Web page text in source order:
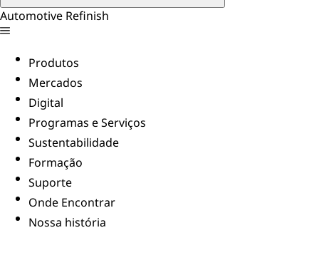
Automotive Refinish
Produtos
Mercados
Digital
Programas e Serviços
Sustentabilidade
Formação
Suporte
Onde Encontrar
Nossa história